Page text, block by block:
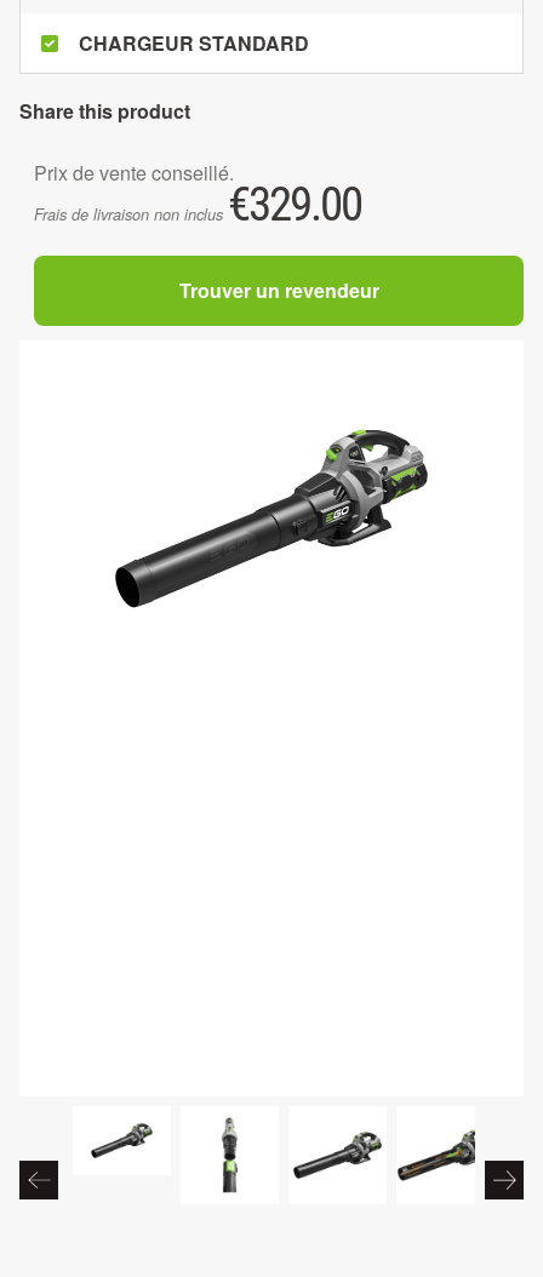
CHARGEUR STANDARD
Share this product
Prix de vente conseillé.
Frais de livraison non inclus €329.00
Trouver un revendeur